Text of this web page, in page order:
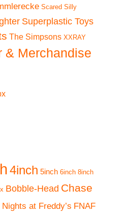
Scared Silly
Superplastic Toys
The Simpsons XXRAY
& Merchandise
4inch 5inch 6inch 8inch
Bobble-Head Chase
at Freddy’s FNAF